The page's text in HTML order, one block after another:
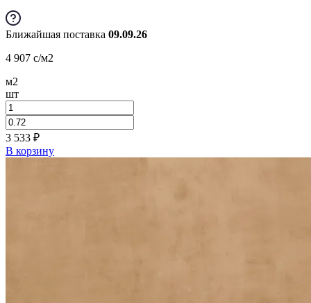
Ближайшая поставка 09.09.26
4 907 c/м2
м2
шт
3 533 ₽
В корзину